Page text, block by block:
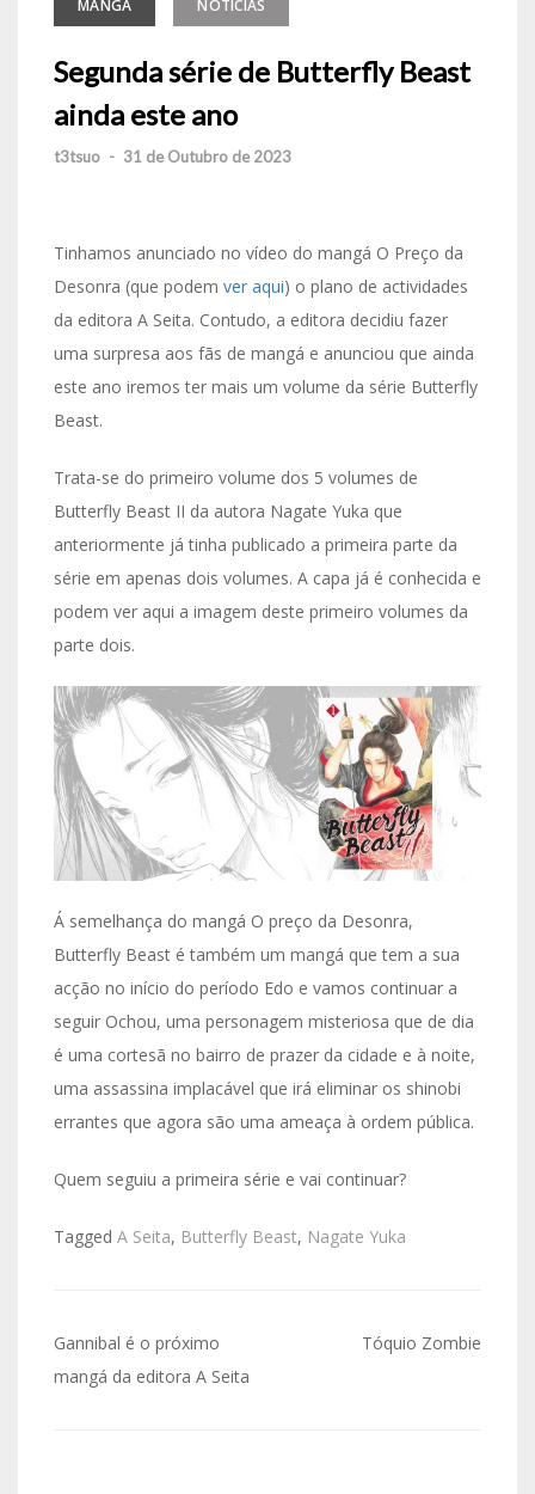
MANGA NOTÍCIAS
Segunda série de Butterfly Beast
ainda este ano
t3tsuo - 31 de Outubro de 2023
Tinhamos anunciado no vídeo do mangá O Preço da
Desonra (que podem ver aqui) o plano de actividades
da editora A Seita. Contudo, a editora decidiu fazer
uma surpresa aos fãs de mangá e anunciou que ainda
este ano iremos ter mais um volume da série Butterfly
Beast.
Trata-se do primeiro volume dos 5 volumes de
Butterfly Beast II da autora Nagate Yuka que
anteriormente já tinha publicado a primeira parte da
série em apenas dois volumes. A capa já é conhecida e
podem ver aqui a imagem deste primeiro volumes da
parte dois.
Á semelhança do mangá O preço da Desonra,
Butterfly Beast é também um mangá que tem a sua
acção no início do período Edo e vamos continuar a
seguir Ochou, uma personagem misteriosa que de dia
é uma cortesã no bairro de prazer da cidade e à noite,
uma assassina implacável que irá eliminar os shinobi
errantes que agora são uma ameaça à ordem pública.
Quem seguiu a primeira série e vai continuar?
Tagged A Seita, Butterfly Beast, Nagate Yuka
Navegação
de
Gannibal é o próximo
mangá da editora A Seita
Tóquio Zombie